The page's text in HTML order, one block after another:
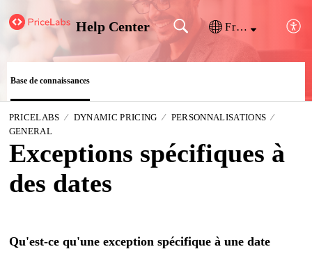
Help Center Français (France)
Base de connaissances
PRICELABS DYNAMIC PRICING
PERSONNALISATIONS
GENERAL
Exceptions spécifiques à
des dates
Qu'est-ce qu'une exception spécifique à une date